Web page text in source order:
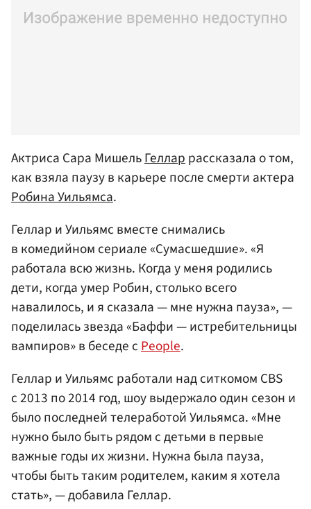
Актриса Сара МишельГелларрассказала о том,
как взяла паузу в карьере после смерти актера
Робина Уильямса.
Геллар и Уильямс вместе снимались
в комедийном сериале «Сумасшедшие». «Я
работала всю жизнь. Когда у меня родились
дети, когда умер Робин, столько всего
навалилось, и я сказала — мне нужна пауза», —
поделилась звезда «Баффи — истребительницы
вампиров» в беседе сPeople.
Геллар и Уильямс работали над ситкомом CBS
с 2013 по 2014 год, шоу выдержало один сезон и
было последней телеработой Уильямса. «Мне
нужно было быть рядом с детьми в первые
важные годы их жизни. Нужна была пауза,
чтобы быть таким родителем, каким я хотела
стать», — добавила Геллар.